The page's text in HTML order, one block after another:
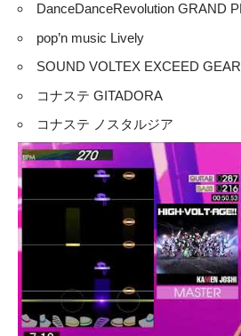
DanceDanceRevolution GRAND
pop’n music Lively
SOUND VOLTEX EXCEED
コナステ GITADORA
コナステ ノスタルジア